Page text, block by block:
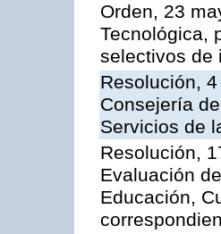
Orden, 23
Tecnológica,
selectivos de
Resolución,
Consejería
Servicios de
Resolución,
Evaluación
Educación,